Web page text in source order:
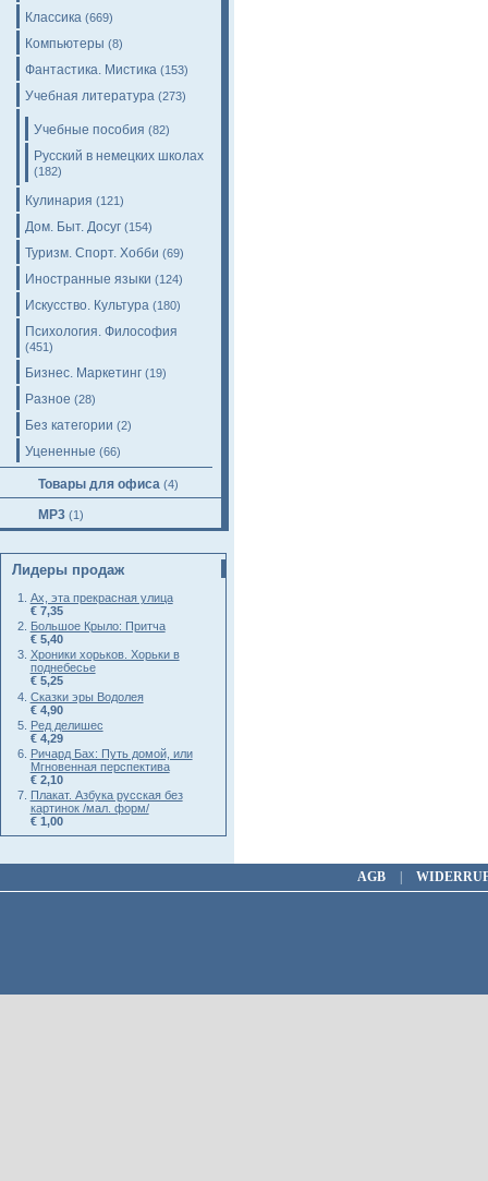
Классика (669)
Компьютеры (8)
Фантастика. Мистика (153)
Учебная литература (273)
Учебные пособия (82)
Русский в немецких школах
(182)
Кулинария (121)
Дом. Быт. Досуг (154)
Туризм. Спорт. Хобби (69)
Иностранные языки (124)
Искусство. Культура (180)
Психология. Философия
(451)
Бизнес. Маркетинг (19)
Разное (28)
Без категории (2)
Уцененные (66)
Товары для офиса (4)
MP3 (1)
Лидеры продаж
Ах, эта прекрасная улица
€ 7,35
Большое Крыло: Притча
€ 5,40
Хроники хорьков. Хорьки в
поднебесье
€ 5,25
Сказки эры Водолея
€ 4,90
Ред делишес
€ 4,29
Ричард Бах: Путь домой, или
Мгновенная перспектива
€ 2,10
Плакат. Азбука русская без
картинок /мал. форм/
€ 1,00
AGB